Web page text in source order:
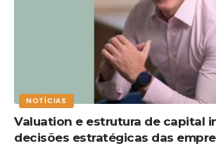
NOTÍCIAS
Valuation e estrutura de capital
decisões estratégicas das